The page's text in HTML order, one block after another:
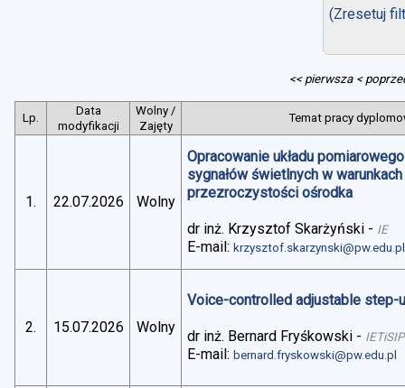
(Zresetuj
<< pierwsza <
Lp.
Data
modyfikacji
Wolny /
Zajęty
Temat pracy
1. 22.07.2026 Wolny
Opracowanie układu
sygnałów świetlnych w
przezroczystości ośrodka
dr inż. Krzysztof Skarżyński - IE
E-mail:krzysztof.skarzynski@pw.edu.pl
2. 15.07.2026 Wolny
Voice-controlled adjustable step-
dr inż. Bernard Fryśkowski - IETiSIP
E-mail:bernard.fryskowski@pw.edu.pl